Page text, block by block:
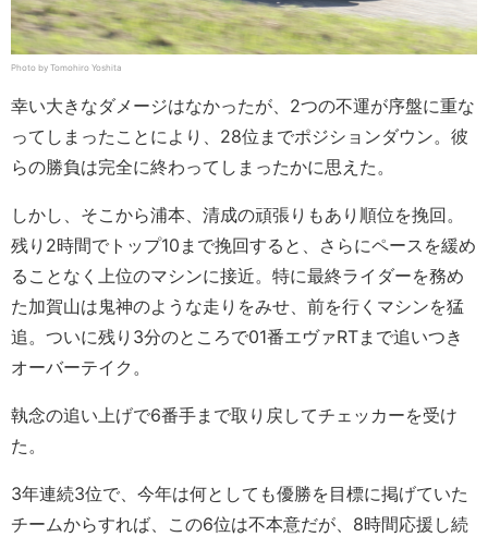
Photo by Tomohiro Yoshita
幸い大きなダメージはなかったが、2つの不運が序盤に重な
ってしまったことにより、28位までポジションダウン。彼
らの勝負は完全に終わってしまったかに思えた。
しかし、そこから浦本、清成の頑張りもあり順位を挽回。
残り2時間でトップ10まで挽回すると、さらにペースを緩め
ることなく上位のマシンに接近。特に最終ライダーを務め
た加賀山は鬼神のような走りをみせ、前を行くマシンを猛
追。ついに残り3分のところで01番エヴァRTまで追いつき
オーバーテイク。
執念の追い上げで6番手まで取り戻してチェッカーを受け
た。
3年連続3位で、今年は何としても優勝を目標に掲げていた
チームからすれば、この6位は不本意だが、8時間応援し続